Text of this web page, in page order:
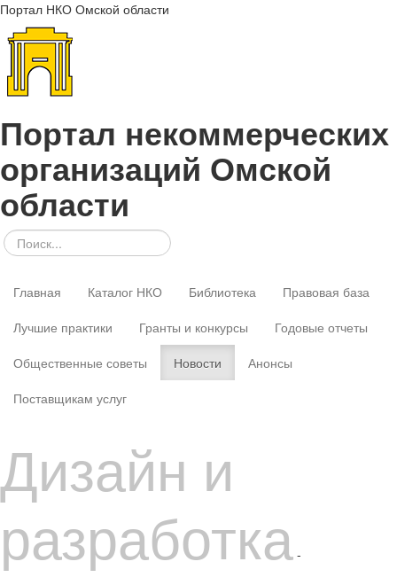
Портал НКО Омской области
Портал некоммерческих
организаций Омской
области
Главная Каталог НКО Библиотека
Правовая база
Лучшие практики
Гранты и конкурсы
Годовые отчеты
Общественные советы
Новости
Анонсы
Поставщикам услуг
Дизайн и
разработка -